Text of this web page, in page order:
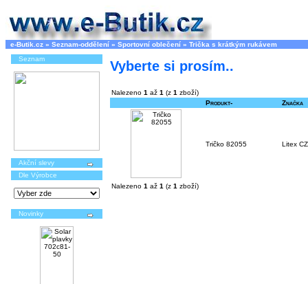
e-Butik.cz » Seznam-oddělení » Sportovní oblečení » Trička s krátkým rukávem
Seznam
Akční slevy
Dle Výrobce
Novinky
Vyberte si prosím..
Nalezeno 1 až 1 (z 1 zboží)
Produkt-
Značka
Tričko 82055 Litex CZ
Nalezeno 1 až 1 (z 1 zboží)